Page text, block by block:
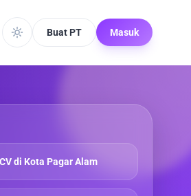
Buat PT Masuk
di Kota Pagar Alam